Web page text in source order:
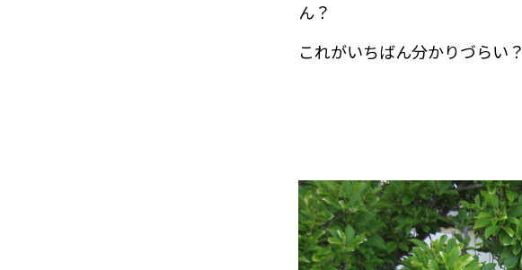
ん？
これがいちばん分かりづらい？